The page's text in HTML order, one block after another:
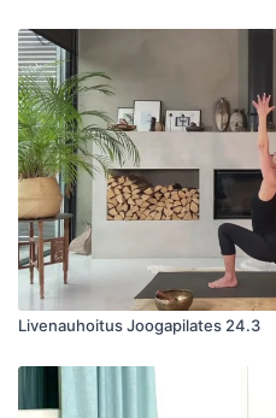
Livenauhoitus Joogapilates 24.3